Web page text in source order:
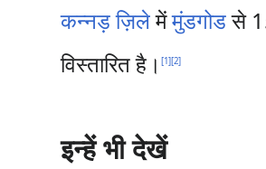
कन्नड़ ज़िलेमेंमुंडगोडसे
विस्तारित है।[1][2]
इन्हें भी देखें